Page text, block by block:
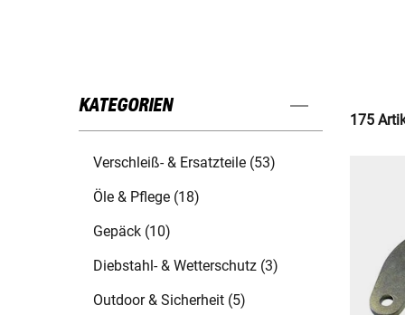
KATEGORIEN
Verschleiß- & Ersatzteile (53)
Öle & Pflege (18)
Gepäck (10)
Diebstahl- & Wetterschutz (3)
Outdoor & Sicherheit (5)
175